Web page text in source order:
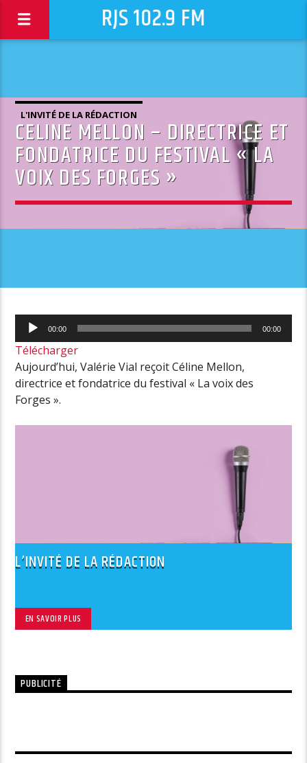
RJS 102.9 FM
L'INVITÉ DE LA RÉDACTION
CELINE MELLON – DIRECTRICE ET
FONDATRICE DU FESTIVAL « LA
VOIX DES FORGES »
Lecteur
audio
00:00 00:00
Télécharger
Aujourd’hui, Valérie Vial reçoit Céline Mellon,
directrice et fondatrice du festival « La voix des
Forges ».
L’INVITÉ DE LA RÉDACTION
EN SAVOIR PLUS
PUBLICITÉ